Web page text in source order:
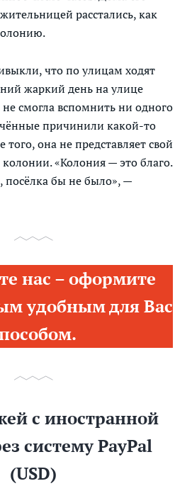
расстались, как
что по улицам ходят
жаркий день на улице
смогла вспомнить ни одного
причинили какой-то
она не представляет свой
«Колония — это благо.
посёлка бы не было», —
нас – оформите
удобным для Вас
с иностранной
систему PayPal
(USD)